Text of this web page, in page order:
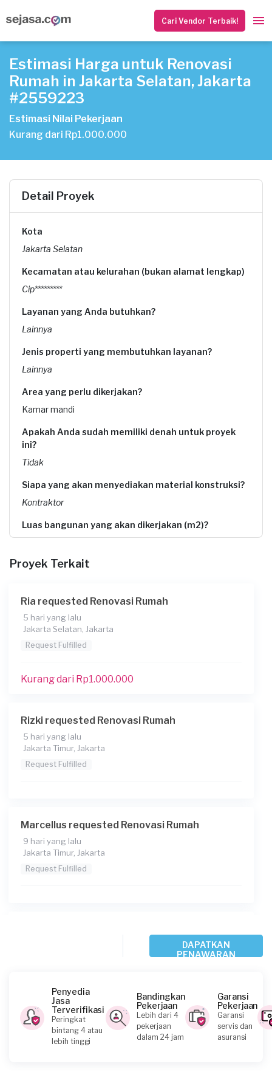
Cari Vendor Terbaik!
Estimasi Harga untuk Renovasi
Rumah in Jakarta Selatan, Jakarta
#2559223
Estimasi Nilai Pekerjaan
Kurang dari Rp1.000.000
Detail Proyek
Kota
Jakarta Selatan
Kecamatan atau kelurahan (bukan alamat lengkap)
Cip*********
Layanan yang Anda butuhkan?
Lainnya
Jenis properti yang membutuhkan layanan?
Lainnya
Area yang perlu dikerjakan?
Kamar mandi
Apakah Anda sudah memiliki denah untuk proyek
ini?
Tidak
Siapa yang akan menyediakan material konstruksi?
Kontraktor
Luas bangunan yang akan dikerjakan (m2)?
Deskripsikan secara lebih lengkap tentang proyek
Air di kamar mandi tidak bisa lancar masuk ke lubang
sinkhole / floor drain. Jadinya menggenang dan lembab.
Sepertinya Perlu atur kemiringan lantai.
Kapan Anda membutuhkan layanan?
Informasi tambahan
Kurang dari Rp1.000.000
File
Proyek Terkait
Ria requested Renovasi Rumah
5 hari yang lalu
Jakarta Selatan, Jakarta
Request Fulfilled
Kurang dari Rp1.000.000
Rizki requested Renovasi Rumah
5 hari yang lalu
Jakarta Timur, Jakarta
Request Fulfilled
Marcellus requested Renovasi Rumah
9 hari yang lalu
Jakarta Timur, Jakarta
Request Fulfilled
Rp1.000.001 - Rp2.500.000
Dian requested Renovasi Rumah
DAPATKAN
PENAWARAN
Penyedia
Jasa
Terverifikasi
Peringkat
bintang 4 atau
lebih tinggi
Bandingkan
Pekerjaan
Lebih dari 4
pekerjaan
dalam 24 jam
Garansi
Pekerjaan
Garansi
servis dan
asuransi